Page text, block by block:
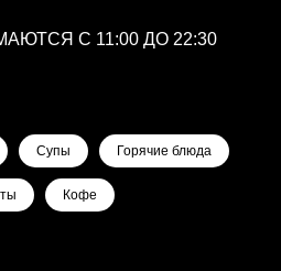
С 11:00 ДО 22:30
Супы Горячие блюда
Кофе